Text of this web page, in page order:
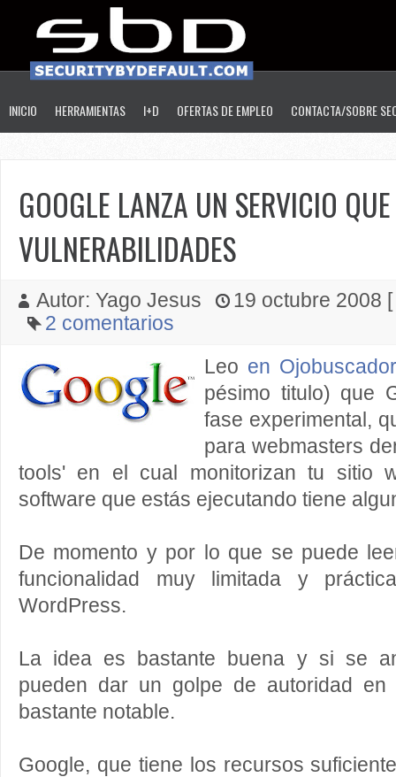
INICIO HERRAMIENTAS I+D OFERTAS DE EMPLEO CONTACTA/SOBRE
GOOGLE LANZA UN SERVICIO
VULNERABILIDADES
Autor: Yago Jesus
19 octubre 2008
2 comentarios
Leo en Ojobuscador
pésimo titulo) que
fase experimental,
para webmasters
tools' en el cual monitorizan tu sitio
software que estás ejecutando tiene
De momento y por lo que se puede
funcionalidad muy limitada y
WordPress.
La idea es bastante buena y si se
pueden dar un golpe de autoridad en
bastante notable.
Google, que tiene los recursos